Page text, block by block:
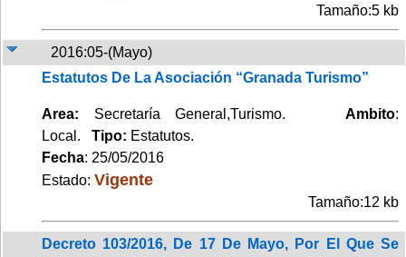
Tamaño:5 kb
2016:05-(Mayo)
Estatutos De La Asociación “Granada Turismo”
Area: Secretaría General,Turismo. Ambito:
Local. Tipo: Estatutos.
Fecha: 25/05/2016
Estado: Vigente
Tamaño:12 kb
Decreto 103/2016, De 17 De Mayo, Por El Que Se